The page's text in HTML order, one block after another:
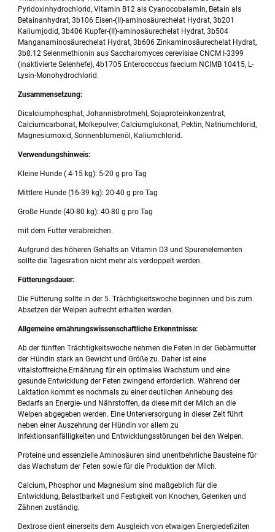
Pyridoxinhydrochlorid, Vitamin B12 als Cyanocobalamin, Betain als
Betainanhydrat, 3b106 Eisen-(II)-aminosäurechelat Hydrat, 3b201
Kaliumjodid, 3b406 Kupfer-(II)-aminosäurechelat Hydrat, 3b504
Manganaminosäurechelat Hydrat, 3b606 Zinkaminosäurechelat Hydrat,
3b8.12 Selenmethionin aus Saccharomyces cerevisiae CNCM I-3399
(inaktivierte Selenhefe), 4b1705 Enterococcus faecium NCIMB 10415, L-
Lysin-Monohydrochlorid.
Zusammensetzung:
Dicalciumphosphat, Johannisbrotmehl, Sojaproteinkonzentrat,
Calciumcarbonat, Molkepulver, Calciumglukonat, Pektin, Natriumchlorid,
Magnesiumoxid, Sonnenblumenöl, Kaliumchlorid.
Verwendungshinweis:
Kleine Hunde ( 4-15 kg): 5-20 g pro Tag
Mittlere Hunde (16-39 kg): 20-40 g pro Tag
Große Hunde (40-80 kg): 40-80 g pro Tag
mit dem Futter verabreichen.
Aufgrund des höheren Gehalts an Vitamin D3 und Spurenelementen
sollte die Tagesration nicht mehr als verdoppelt werden.
Fütterungsdauer:
Die Fütterung sollte in der 5. Trächtigkeitswoche beginnen und bis zum
Absetzen der Welpen aufrecht erhalten werden.
Allgemeine ernährungswissenschaftliche Erkenntnisse:
Ab der fünften Trächtigkeitswoche nehmen die Feten in der Gebärmutter
der Hündin stark an Gewicht und Größe zu. Daher ist eine
vitalstoffreiche Ernährung für ein optimales Wachstum und eine
gesunde Entwicklung der Feten zwingend erforderlich. Während der
Laktation kommt es nochmals zu einer deutlichen Anhebung des
Bedarfs an Energie- und Nährstoffen, da diese mit der Milch an die
Welpen abgegeben werden. Eine Unterversorgung in dieser Zeit führt
neben einer Auszehrung der Hündin vor allem zu
Infektionsanfälligkeiten und Entwicklungsstörungen bei den Welpen.
Proteine und essenzielle Aminosäuren sind unentbehrliche Bausteine für
das Wachstum der Feten sowie für die Produktion der Milch.
Calcium, Phosphor und Magnesium sind maßgeblich für die
Entwicklung, Belastbarkeit und Festigkeit von Knochen, Gelenken und
Zähnen zuständig.
Dextrose dient einerseits dem Ausgleich von etwaigen Energiedefiziten